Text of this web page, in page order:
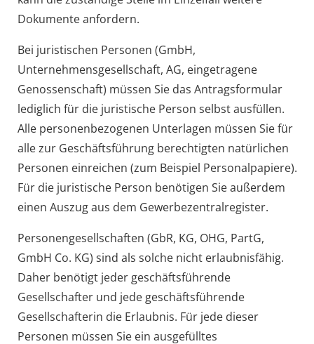
Dokumente anfordern.
Bei juristischen Personen (GmbH,
Unternehmensgesellschaft, AG, eingetragene
Genossenschaft) müssen Sie das Antragsformular
lediglich für die juristische Person selbst ausfüllen.
Alle personenbezogenen Unterlagen müssen Sie für
alle zur Geschäftsführung berechtigten natürlichen
Personen einreichen (zum Beispiel Personalpapiere).
Für die juristische Person benötigen Sie außerdem
einen Auszug aus dem Gewerbezentralregister.
Personengesellschaften (GbR, KG, OHG, PartG,
GmbH Co. KG) sind als solche nicht erlaubnisfähig.
Daher benötigt jeder geschäftsführende
Gesellschafter und jede geschäftsführende
Gesellschafterin die Erlaubnis. Für jede dieser
Personen müssen Sie ein ausgefülltes